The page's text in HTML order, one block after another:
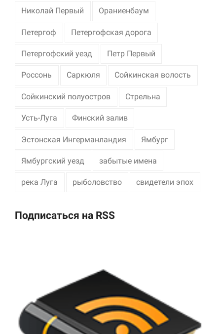
Николай Первый Ораниенбаум
Петергоф Петергофская дорога
Петергофский уезд Петр Первый
Россонь Саркюля Сойкинская волость
Сойкинский полуостров Стрельна
Усть-Луга Финский залив
Эстонская Ингерманландия Ямбург
Ямбургский уезд забытые имена
река Луга рыболовство свидетели эпох
Подписаться на RSS